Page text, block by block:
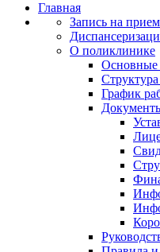
Главная
Запись на прием
О поликлинике
Основные
График